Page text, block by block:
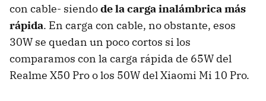
con cable- siendode la carga inalámbrica más
rápida. En carga con cable, no obstante, esos
30W se quedan un poco cortos si los
comparamos con la carga rápida de 65W del
Realme X50 Pro o los 50W del Xiaomi Mi 10 Pro.